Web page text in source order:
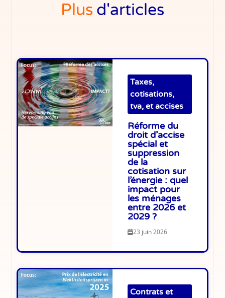
Plus d'articles
Taxes,
cotisations,
tva, et accises
Réforme du
droit d’accise
spécial et
suppression
de la
cotisation sur
l’énergie : quel
impact pour
les ménages
entre 2026 et
2029 ?
23 juin 2026
Contrats et